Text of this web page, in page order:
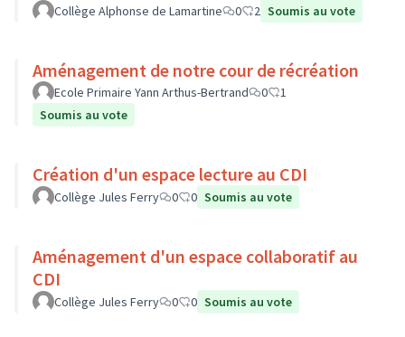
Collège Alphonse de Lamartine 0 2 Soumis au vote
Aménagement de notre cour de récréation
Ecole Primaire Yann Arthus-Bertrand 0
1
Soumis au vote
Création d'un espace lecture au CDI
Collège Jules Ferry 0 0 Soumis au vote
Aménagement d'un espace collaboratif au
CDI
Collège Jules Ferry 0 0 Soumis au vote